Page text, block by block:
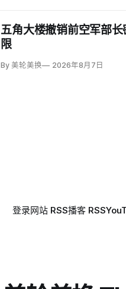
五角大楼撤销前空军部长
限
By 美轮美换 2026年8月7日
登录网站 RSS播客 RSS